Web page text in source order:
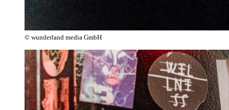
© wunderland media GmbH